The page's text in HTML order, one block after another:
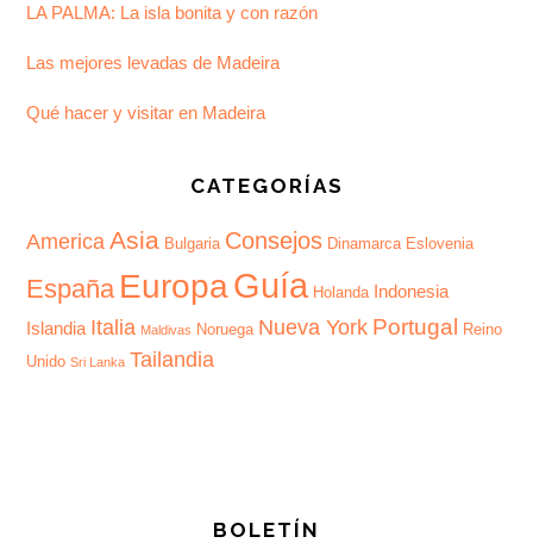
LA PALMA: La isla bonita y con razón
Las mejores levadas de Madeira
Qué hacer y visitar en Madeira
CATEGORÍAS
America Asia Bulgaria Consejos Dinamarca Eslovenia
España EuropaGuía Holanda Indonesia
Islandia Italia Maldivas Noruega Nueva York Portugal Reino
Unido Sri Lanka Tailandia
BOLETÍN